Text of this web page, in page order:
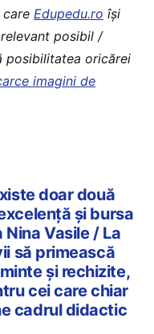
Edupedu.ro îşi
posibil /
posibilitatea oricărei
imagini de
doar două
și bursa
Vasile / La
să primească
și rechizite,
cei care chiar
cadrul didactic